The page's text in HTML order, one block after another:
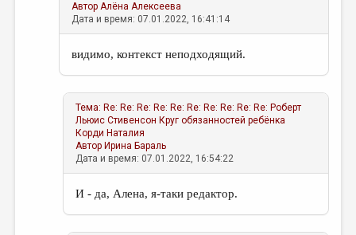
АвторАлёна Алексеева
Дата и время: 07.01.2022, 16:41:14
видимо, контекст неподходящий.
Тема: Re: Re: Re: Re: Re: Re: Re: Re: Re: Re: Роберт
Льюис Стивенсон Круг обязанностей ребёнка
Корди Наталия
Автор Ирина Бараль
Дата и время: 07.01.2022, 16:54:22
И - да, Алена, я-таки редактор.